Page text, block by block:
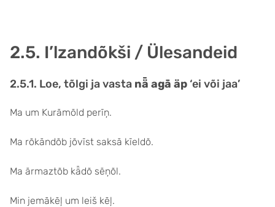
2.5. I’lzandõkši / Ülesandeid
2.5.1. Loe, tõlgi ja vasta nǟ agā äp‘ei või jaa’
Ma um Kurāmōld perīņ.
Ma rõkāndõb jõvīst saksā kīeldõ.
Ma ārmaztõb kǟdõ sēņõl.
Min jemākēļ um leiš kēļ.